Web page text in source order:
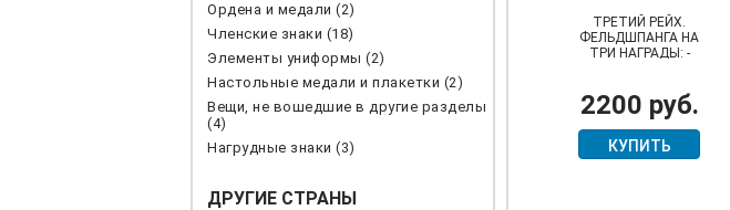
Ордена и медали (2)
Членские знаки (18)
Элементы униформы (2)
Настольные медали и плакетки (2)
Вещи, не вошедшие в другие разделы
(4)
Нагрудные знаки (3)
ДРУГИЕ СТРАНЫ
ТРЕТИЙ РЕЙХ.
ФЕЛЬДШПАНГА НА
ТРИ НАГРАДЫ: -
1939 ГОДА: - КРЕСТ
ВОЕННЫХ ЗАСЛУГ 2
КЛАССА, С МЕЧАМИ: -
МЕДАЛЬ АНШЛЮС
СУДЕТСКОЙ
2200 руб.
КУПИТЬ